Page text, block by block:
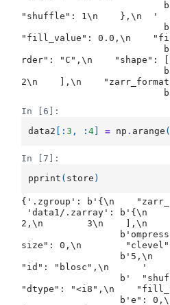
"shuffle": 1\n    },\n  '
"fill_value": 0.0,\n
rder": "C",\n    "shape":
2\n    ],\n
In [6]:
data2 [:3 , :4 = np . arange (
In [7]:
pprint ( store )
{'.zgroup': b'{\n
2,\n        3\n    ],\n
size": 0,\n
"id": "blosc",\n      '
"dtype": "<i8",\n